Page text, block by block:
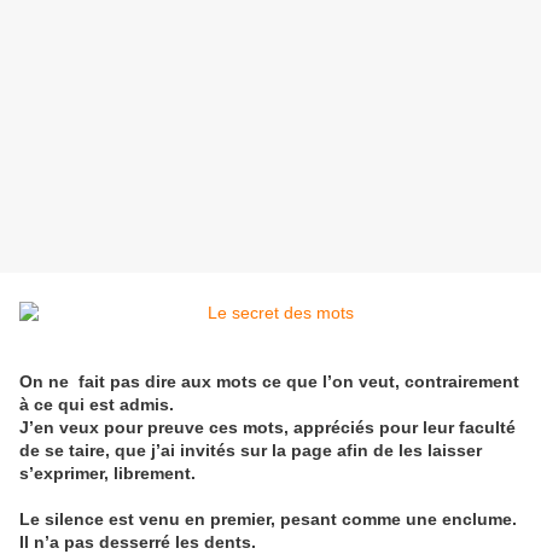
On ne fait pas dire aux mots ce que l’on veut, contrairement
à ce qui est admis.
J’en veux pour preuve ces mots, appréciés pour leur faculté
de se taire, que j’ai invités sur la page afin de les laisser
s’exprimer, librement.
Le silence est venu en premier, pesant comme une enclume.
Il n’a pas desserré les dents.